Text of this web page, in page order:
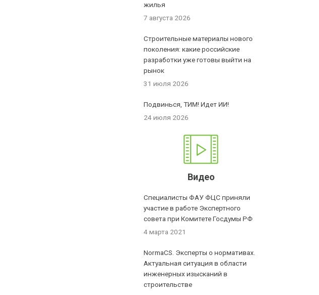
жилья
7 августа 2026
Строительные материалы нового
поколения: какие российские
разработки уже готовы выйти на
рынок
31 июля 2026
Подвинься, ТИМ! Идет ИИ!
24 июля 2026
Видео
Специалисты ФАУ ФЦС приняли
участие в работе Экспертного
совета при Комитете Госдумы РФ
4 марта 2021
NormaCS. Эксперты о нормативах.
Актуальная ситуация в области
инженерных изысканий в
строительстве